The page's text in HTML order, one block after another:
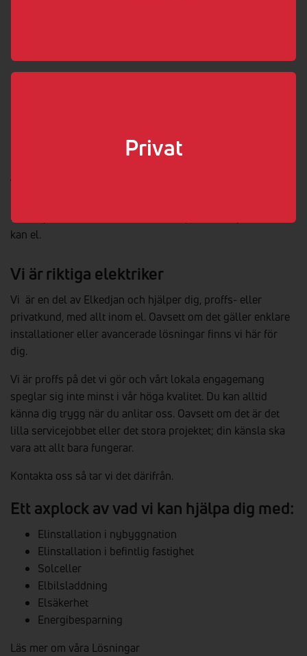
Privat
Välj som min elektriker
Vi hjälper dig med elen!
Så länge det handlar om el kan vi säga att vi är proffs. Vi
kan el.
Vi är riktiga elektriker
Vi är en del av Elkedjan och hjälper dig, proffs- eller
privatkund, med allt inom el. Oavsett om det gäller enklare
installationer eller avancerade lösningar finns vi här för
dig.
Vi är proffs på det vi gör och vårt lokala engagemang
speglar sig inte minst i vår höga kvalitet. Du kan alltid
känna dig trygg när du anlitar oss. Oavsett om det är det
lilla servicejobbet eller det stora projektet; din känsla ska
vara att allt bara fungerar.
Kontakta oss så tar vi det därifrån.
Ett axplock av vad vi kan hjälpa dig med:
Elinstallation i nybyggnation
Elinstallation i befintlig fastighet
Solceller
Elbilsladdning
Elsäkerhet
Energibesparning
Läs mer om våra Lösningar